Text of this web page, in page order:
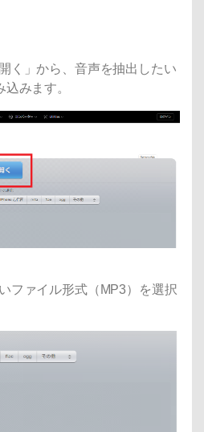
」から、音声を抽出したい
みます。
ァイル形式（MP3）を選択